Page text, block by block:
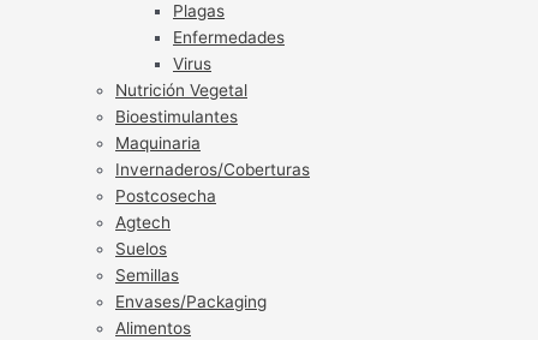
Plagas
Enfermedades
Virus
Nutrición Vegetal
Bioestimulantes
Maquinaria
Invernaderos/Coberturas
Postcosecha
Agtech
Suelos
Semillas
Envases/Packaging
Alimentos